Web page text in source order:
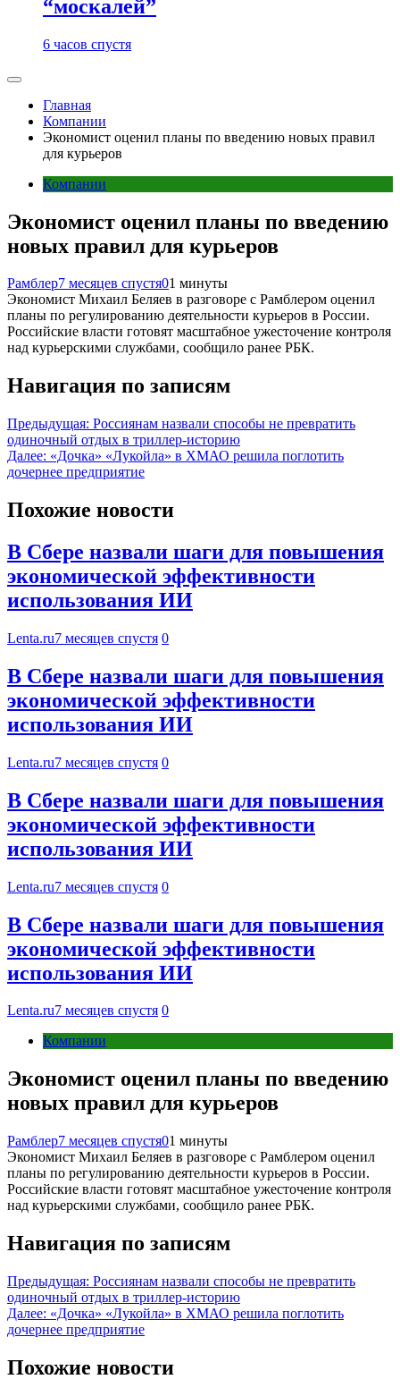
“москалей”
6 часов спустя
Главная
Компании
Экономист оценил планы по введению новых правил
для курьеров
Компании
Экономист оценил планы по введению
новых правил для курьеров
Рамблер7 месяцев спустя01 минуты
Экономист Михаил Беляев в разговоре с Рамблером оценил
планы по регулированию деятельности курьеров в России.
Российские власти готовят масштабное ужесточение контроля
над курьерскими службами, сообщило ранее РБК.
Навигация по записям
Предыдущая: Россиянам назвали способы не превратить
одиночный отдых в триллер-историю
Далее: «Дочка» «Лукойла» в ХМАО решила поглотить
дочернее предприятие
Похожие новости
В Сбере назвали шаги для повышения
экономической эффективности
использования ИИ
Lenta.ru7 месяцев спустя 0
В Сбере назвали шаги для повышения
экономической эффективности
использования ИИ
Lenta.ru7 месяцев спустя 0
В Сбере назвали шаги для повышения
экономической эффективности
использования ИИ
Lenta.ru7 месяцев спустя 0
В Сбере назвали шаги для повышения
экономической эффективности
использования ИИ
Lenta.ru7 месяцев спустя 0
Компании
Экономист оценил планы по введению
новых правил для курьеров
Рамблер7 месяцев спустя01 минуты
Экономист Михаил Беляев в разговоре с Рамблером оценил
планы по регулированию деятельности курьеров в России.
Российские власти готовят масштабное ужесточение контроля
над курьерскими службами, сообщило ранее РБК.
Навигация по записям
Предыдущая: Россиянам назвали способы не превратить
одиночный отдых в триллер-историю
Далее: «Дочка» «Лукойла» в ХМАО решила поглотить
дочернее предприятие
Похожие новости